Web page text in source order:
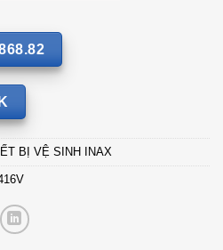
BỊ VỆ SINH INAX